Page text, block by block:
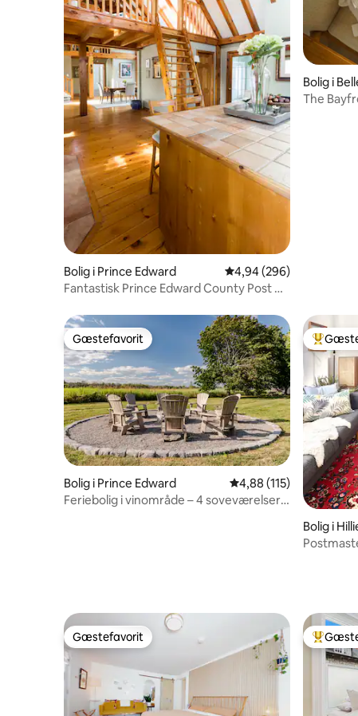
Bolig i Prince Edward 4,94 ud af 5 i
4,94 (296)
Fantastisk Prince Edward County Post &
Bolig i
The
Gæstefavorit
Gæstefavorit
Bolig i Prince Edward 4,88 ud af 5 i
4,88 (115)
Feriebolig i vinområde – 4 soveværelser
Bedste
Bolig i
Gæstefavorit
Gæstefavorit Bedste